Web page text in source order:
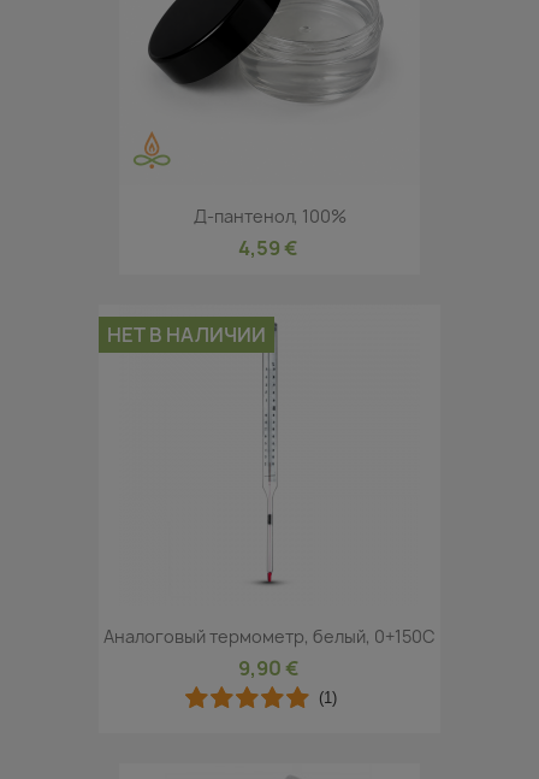
Д-пантенол, 100%
4,59 €
Аналоговый термометр, белый, 0+150C
9,90 €
(1)
НЕТ В НАЛИЧИИ